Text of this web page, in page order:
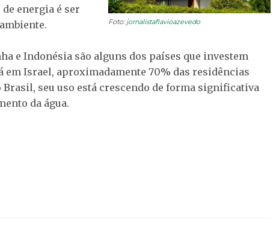
Foto: jornalistaflavioazevedo
energia é ser
e Indonésia são alguns dos países que investem
em Israel, aproximadamente 70% das residências
seu uso está crescendo de forma significativa
da água.